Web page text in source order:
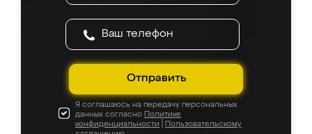
Отправить
Я соглашаюсь на передачу персональных
данных согласно Политике
конфиденциальности
Пользовательскому